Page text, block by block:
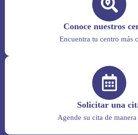
Conoce nuestros
Encuentra tu centro más
Solicitar una
Agende su cita de